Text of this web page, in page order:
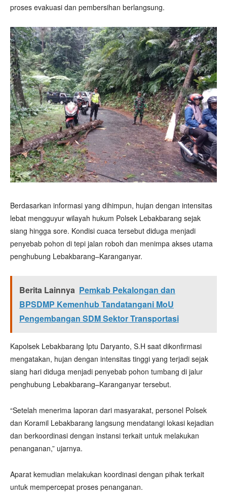
proses evakuasi dan pembersihan berlangsung.
Berdasarkan informasi yang dihimpun, hujan dengan intensitas
lebat mengguyur wilayah hukum Polsek Lebakbarang sejak
siang hingga sore. Kondisi cuaca tersebut diduga menjadi
penyebab pohon di tepi jalan roboh dan menimpa akses utama
penghubung Lebakbarang–Karanganyar.
Berita Lainnya Pemkab Pekalongan dan
BPSDMP Kemenhub Tandatangani MoU
Pengembangan SDM Sektor Transportasi
Kapolsek Lebakbarang Iptu Daryanto, S.H saat dikonfirmasi
mengatakan, hujan dengan intensitas tinggi yang terjadi sejak
siang hari diduga menjadi penyebab pohon tumbang di jalur
penghubung Lebakbarang–Karanganyar tersebut.
“Setelah menerima laporan dari masyarakat, personel Polsek
dan Koramil Lebakbarang langsung mendatangi lokasi kejadian
dan berkoordinasi dengan instansi terkait untuk melakukan
penanganan,” ujarnya.
Aparat kemudian melakukan koordinasi dengan pihak terkait
untuk mempercepat proses penanganan.